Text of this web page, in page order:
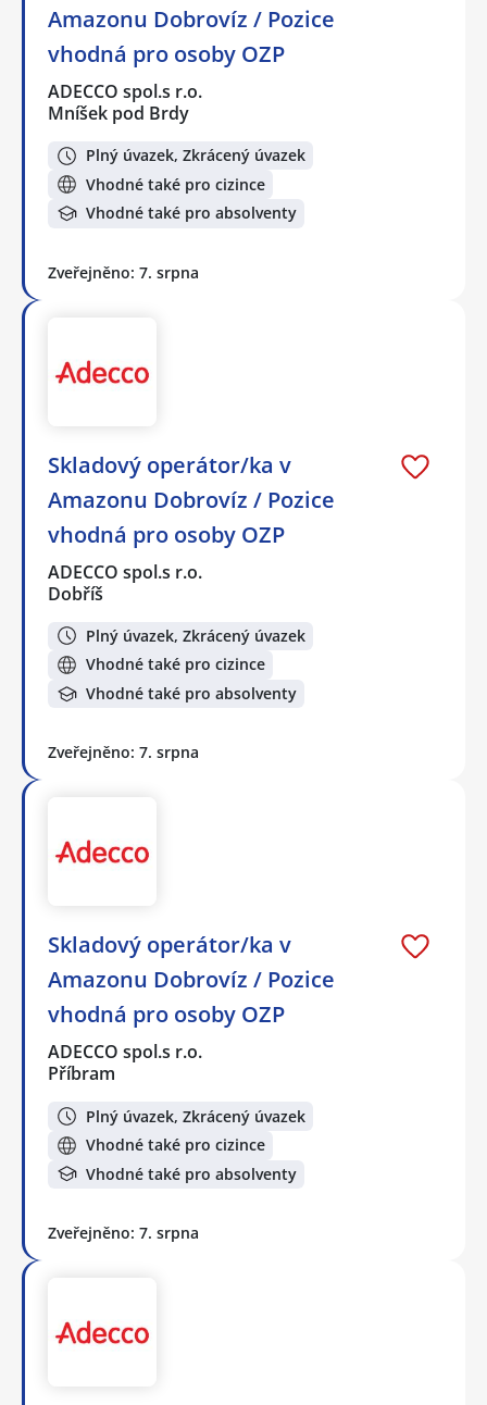
Amazonu Dobrovíz / Pozice
vhodná pro osoby OZP
ADECCO spol.s r.o.
Mníšek pod Brdy
Plný úvazek, Zkrácený úvazek
Vhodné také pro cizince
Vhodné také pro absolventy
Zveřejněno: 7. srpna
Skladový operátor/ka v
Amazonu Dobrovíz / Pozice
vhodná pro osoby OZP
ADECCO spol.s r.o.
Dobříš
Plný úvazek, Zkrácený úvazek
Vhodné také pro cizince
Vhodné také pro absolventy
Zveřejněno: 7. srpna
Skladový operátor/ka v
Amazonu Dobrovíz / Pozice
vhodná pro osoby OZP
ADECCO spol.s r.o.
Příbram
Plný úvazek, Zkrácený úvazek
Vhodné také pro cizince
Vhodné také pro absolventy
Zveřejněno: 7. srpna